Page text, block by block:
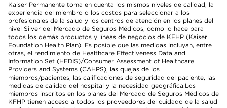
Kaiser Permanente toma en cuenta los mismos niveles de calidad, la
experiencia del miembro o los costos para seleccionar a los
profesionales de la salud y los centros de atención en los planes del
nivel Silver del Mercado de Seguros Médicos, como lo hace para
todos los demás productos y líneas de negocios de KFHP (Kaiser
Foundation Health Plan). Es posible que las medidas incluyan, entre
otras, el rendimiento de Healthcare Effectiveness Data and
Information Set (HEDIS)/Consumer Assessment of Healthcare
Providers and Systems (CAHPS), las quejas de los
miembros/pacientes, las calificaciones de seguridad del paciente, las
medidas de calidad del hospital y la necesidad geográfica.Los
miembros inscritos en los planes del Mercado de Seguros Médicos de
KFHP tienen acceso a todos los proveedores del cuidado de la salud